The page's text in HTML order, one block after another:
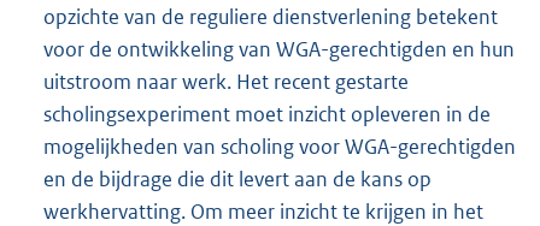
opzichte van de reguliere dienstverlening betekent
voor de ontwikkeling van WGA-gerechtigden en hun
uitstroom naar werk. Het recent gestarte
scholingsexperiment moet inzicht opleveren in de
mogelijkheden van scholing voor WGA-gerechtigden
en de bijdrage die dit levert aan de kans op
werkhervatting. Om meer inzicht te krijgen in het